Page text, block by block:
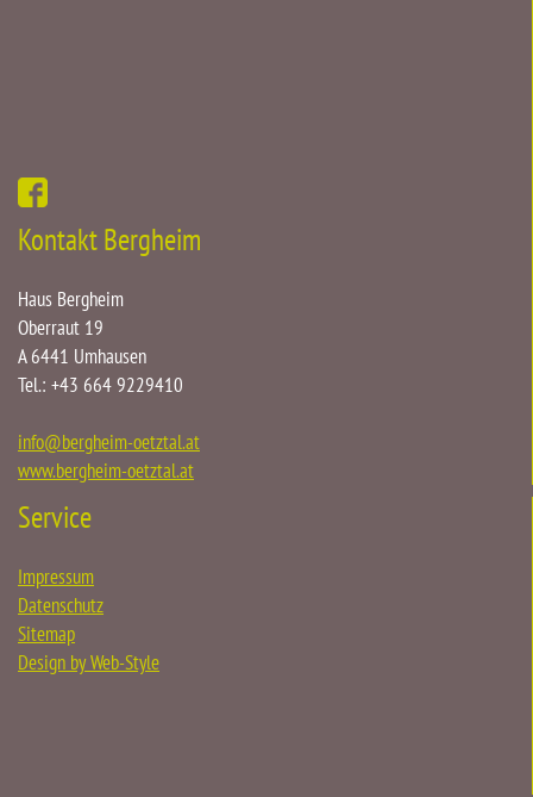
Kontakt Bergheim
Haus Bergheim
Oberraut 19
A 6441 Umhausen
Tel.: +43 664 9229410
info@bergheim-oetztal.at
www.bergheim-oetztal.at
Service
Impressum
Datenschutz
Sitemap
Design by Web-Style